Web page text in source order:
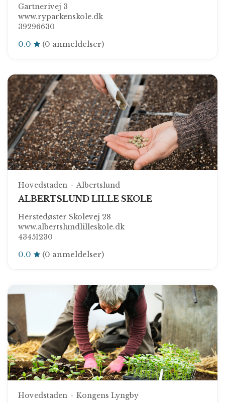
Gartnerivej 3
www.ryparkenskole.dk
39296630
0.0 (0 anmeldelser)
Hovedstaden Albertslund
ALBERTSLUND LILLE SKOLE
Herstedøster Skolevej 28
www.albertslundlilleskole.dk
43451230
0.0 (0 anmeldelser)
Hovedstaden Kongens Lyngby